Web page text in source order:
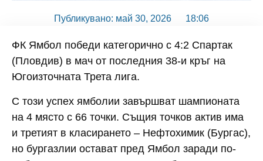
Публикувано: май 30, 2026 18:06
ФК Ямбол победи категорично с 4:2 Спартак
(Пловдив) в мач от последния 38-и кръг на
Югоизточната Трета лига.
С този успех ямболии завършват шампионата
на 4 място с 66 точки. Същия точков актив има
и третият в класирането – Нефтохимик (Бургас),
но бургазлии остават пред Ямбол заради по-